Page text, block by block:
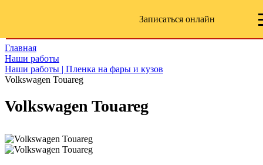
Записаться онлайн
Главная
Наши работы
Наши работы | Пленка на фары и кузов
Volkswagen Touareg
Volkswagen Touareg